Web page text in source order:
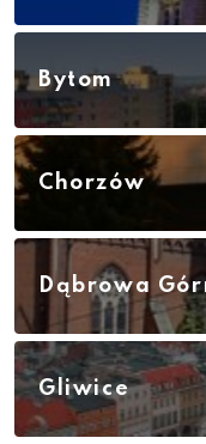
Bytom
Chorzów
Dąbrowa
Gliwice